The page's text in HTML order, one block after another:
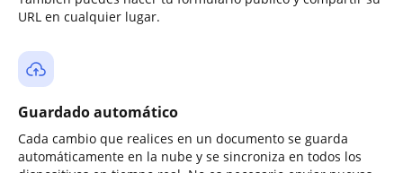
URL en cualquier lugar.
Guardado automático
Cada cambio que realices en un documento se guarda
automáticamente en la nube y se sincroniza en todos los